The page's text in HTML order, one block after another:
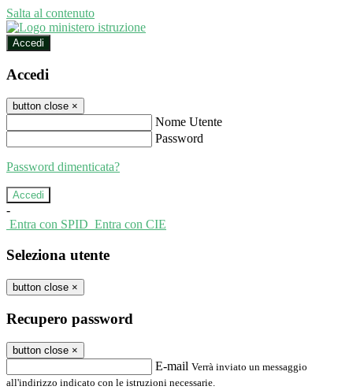
Salta al contenuto
Accedi
Accedi
button close ×
Nome Utente
Password
Password dimenticata?
-
Entra con SPID Entra con CIE
Seleziona utente
button close ×
Recupero password
button close ×
E-mail Verrà inviato un messaggio
all'indirizzo indicato con le istruzioni necessarie.